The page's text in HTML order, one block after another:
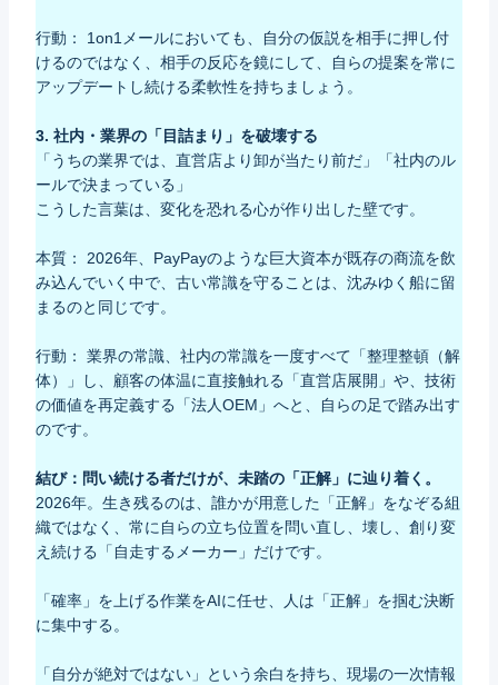
行動： 1on1メールにおいても、自分の仮説を相手に押し付
けるのではなく、相手の反応を鏡にして、自らの提案を常に
アップデートし続ける柔軟性を持ちましょう。
3. 社内・業界の「目詰まり」を破壊する
「うちの業界では、直営店より卸が当たり前だ」「社内のル
ールで決まっている」
こうした言葉は、変化を恐れる心が作り出した壁です。
本質： 2026年、PayPayのような巨大資本が既存の商流を飲
み込んでいく中で、古い常識を守ることは、沈みゆく船に留
まるのと同じです。
行動： 業界の常識、社内の常識を一度すべて「整理整頓（解
体）」し、顧客の体温に直接触れる「直営店展開」や、技術
の価値を再定義する「法人OEM」へと、自らの足で踏み出す
のです。
結び：問い続ける者だけが、未踏の「正解」に辿り着く。
2026年。生き残るのは、誰かが用意した「正解」をなぞる組
織ではなく、常に自らの立ち位置を問い直し、壊し、創り変
え続ける「自走するメーカー」だけです。
「確率」を上げる作業をAIに任せ、人は「正解」を掴む決断
に集中する。
「自分が絶対ではない」という余白を持ち、現場の一次情報